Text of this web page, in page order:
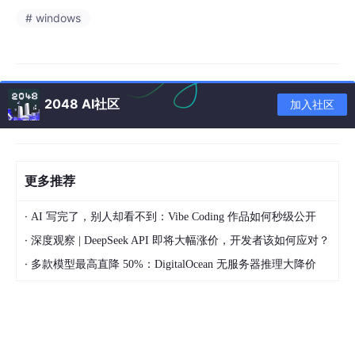
# windows
2048 AI社区 加入社区
更多推荐
· AI 写完了，别人却看不到：Vibe Coding 作品如何秒级公开
· 深度观察 | DeepSeek API 即将大幅涨价，开发者该如何应对？
· 多款模型最高直降 50%：DigitalOcean 无服务器推理大降价